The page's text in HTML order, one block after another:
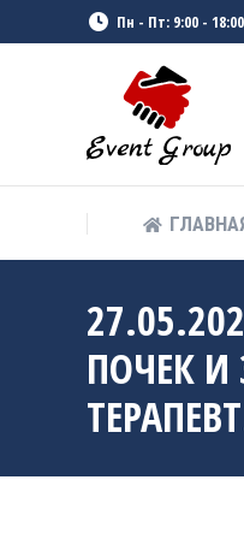
Пн - Пт: 9:00 - 18:00
ПОЧЕК И